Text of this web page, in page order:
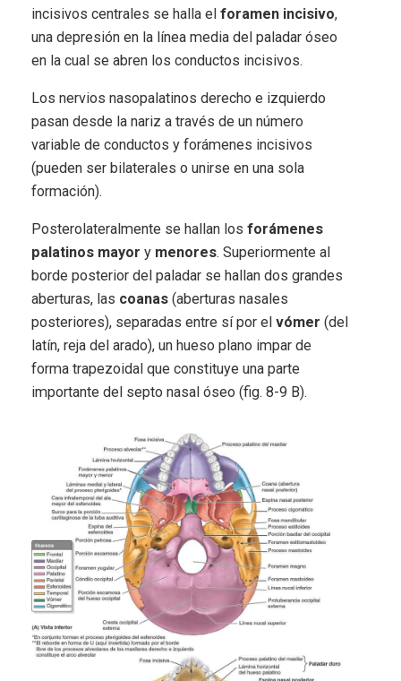
incisivos centrales se halla el foramen incisivo,
una depresión en la línea media del paladar óseo
en la cual se abren los conductos incisivos.
Los nervios nasopalatinos derecho e izquierdo
pasan desde la nariz a través de un número
variable de conductos y forámenes incisivos
(pueden ser bilaterales o unirse en una sola
formación).
Posterolateralmente se hallan los forámenes
palatinos mayor y menores. Superiormente al
borde posterior del paladar se hallan dos grandes
aberturas, las coanas (aberturas nasales
posteriores), separadas entre sí por el vómer (del
latín, reja del arado), un hueso plano impar de
forma trapezoidal que constituye una parte
importante del septo nasal óseo (fig. 8-9 B).